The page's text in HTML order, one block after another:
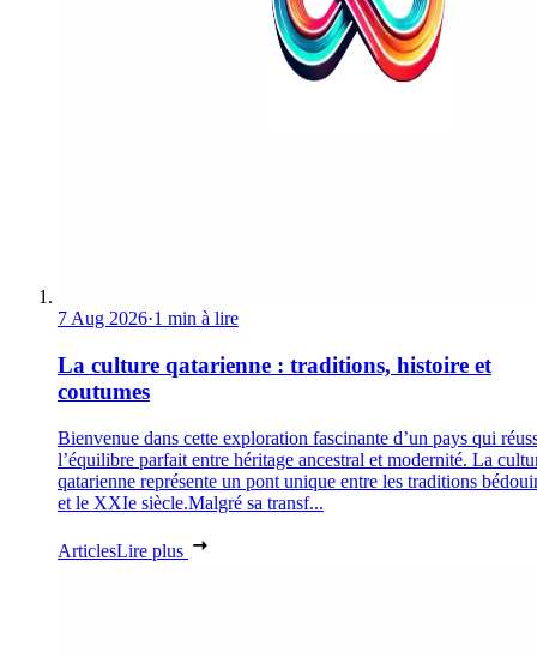
7 Aug 2026·1 min à lire
La culture qatarienne : traditions, histoire et
coutumes
Bienvenue dans cette exploration fascinante d’un pays qui
l’équilibre parfait entre héritage ancestral et modernité. La
qatarienne représente un pont unique entre les traditions
et le XXIe siècle.Malgré sa transf...
ArticlesLire plus